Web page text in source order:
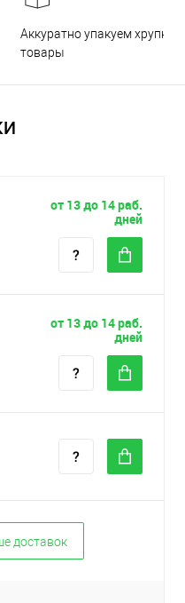
Аккуратно упакуем хрупкие
товары
от 13 до 14 раб.
дней
от 13 до 14 раб.
дней
доставок